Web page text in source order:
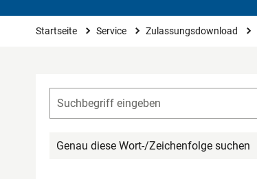
Sie sind hier
Startseite Service Zulassungsdownload
Genau diese Wort-/Zeichenfolge suchen